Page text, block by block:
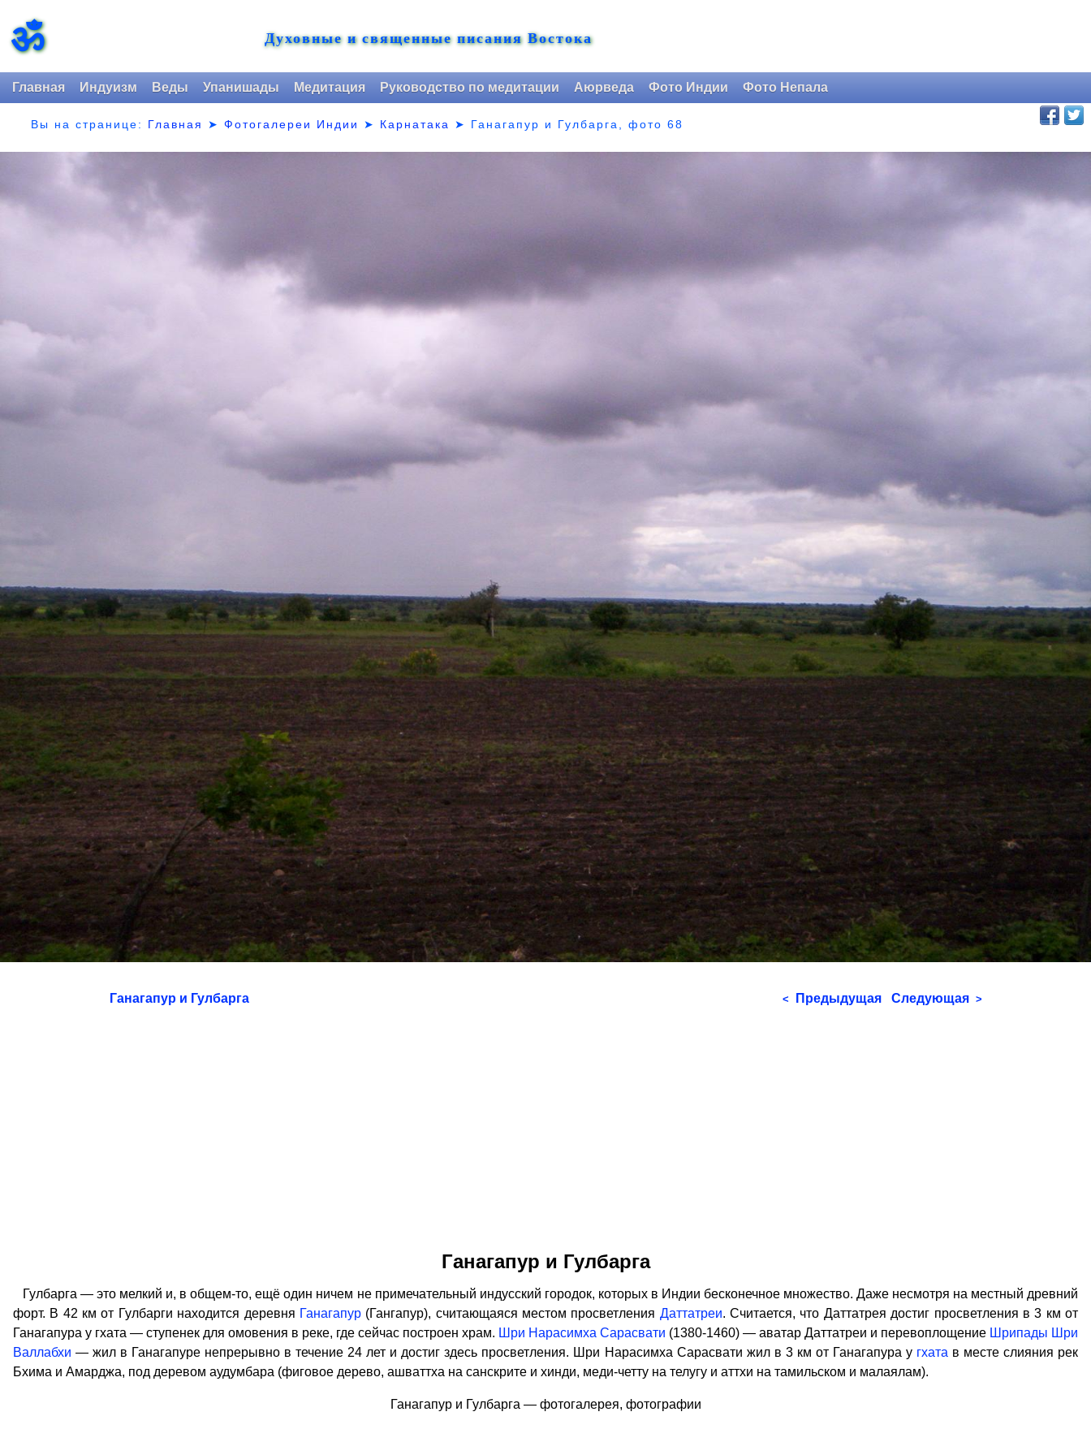
ॐ Духовные и священные писания Востока
Главная Индуизм Веды Упанишады Медитация Руководство по медитации Аюрведа Фото Индии Фото Непала
Вы на странице: Главная ➤Фотогалереи Индии ➤ Карнатака ➤ Ганагапур и Гулбарга, фото 68
Ганагапур и Гулбарга < Предыдущая Следующая >
Ганагапур и Гулбарга
Гулбарга — это мелкий и, в общем-то, ещё один ничем не примечательный индусский городок, которых в Индии бесконечное множество. Даже несмотря на местный древний
форт. В 42 км от Гулбарги находится деревня Ганагапур(Гангапур), считающаяся местом просветления Даттатреи. Считается, что Даттатрея достиг просветления в 3 км от
Ганагапура у гхата — ступенек для омовения в реке, где сейчас построен храм. Шри Нарасимха Сарасвати (1380-1460) — аватар Даттатреи и перевоплощение Шрипады Шри
Валлабхи — жил в Ганагапуре непрерывно в течение 24 лет и достиг здесь просветления. Шри Нарасимха Сарасвати жил в 3 км от Ганагапура у гхата в месте слияния рек
Бхима и Амарджа, под деревом аудумбара (фиговое дерево, ашваттха на санскрите и хинди, меди-четту на телугу и аттхи на тамильском и малаялам).
Ганагапур и Гулбарга — фотогалерея, фотографии